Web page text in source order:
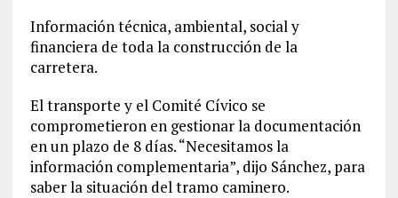
Información técnica, ambiental, social y
financiera de toda la construcción de la
carretera.
El transporte y el Comité Cívico se
comprometieron en gestionar la documentación
en un plazo de 8 días. “Necesitamos la
información complementaria”, dijo Sánchez, para
saber la situación del tramo caminero.